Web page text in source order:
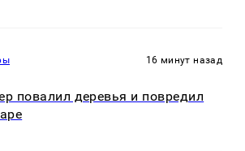
16 минут назад
повалил деревья и повредил